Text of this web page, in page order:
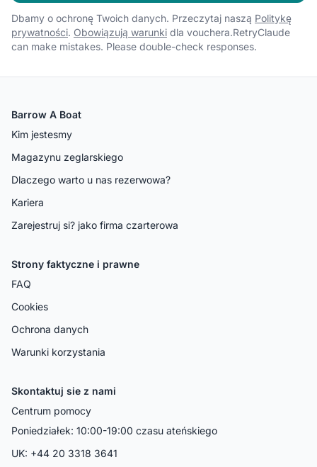
Dbamy o ochronę Twoich danych. Przeczytaj naszą Politykę
prywatności. Obowiązują warunki dla vouchera.RetryClaude
can make mistakes. Please double-check responses.
Barrow A Boat
Kim jestesmy
Magazynu zeglarskiego
Dlaczego warto u nas rezerwowa?
Kariera
Zarejestruj si? jako firma czarterowa
Strony faktyczne i prawne
FAQ
Cookies
Ochrona danych
Warunki korzystania
Skontaktuj sie z nami
Centrum pomocy
Poniedziałek: 10:00-19:00 czasu ateńskiego
UK: +44 20 3318 3641